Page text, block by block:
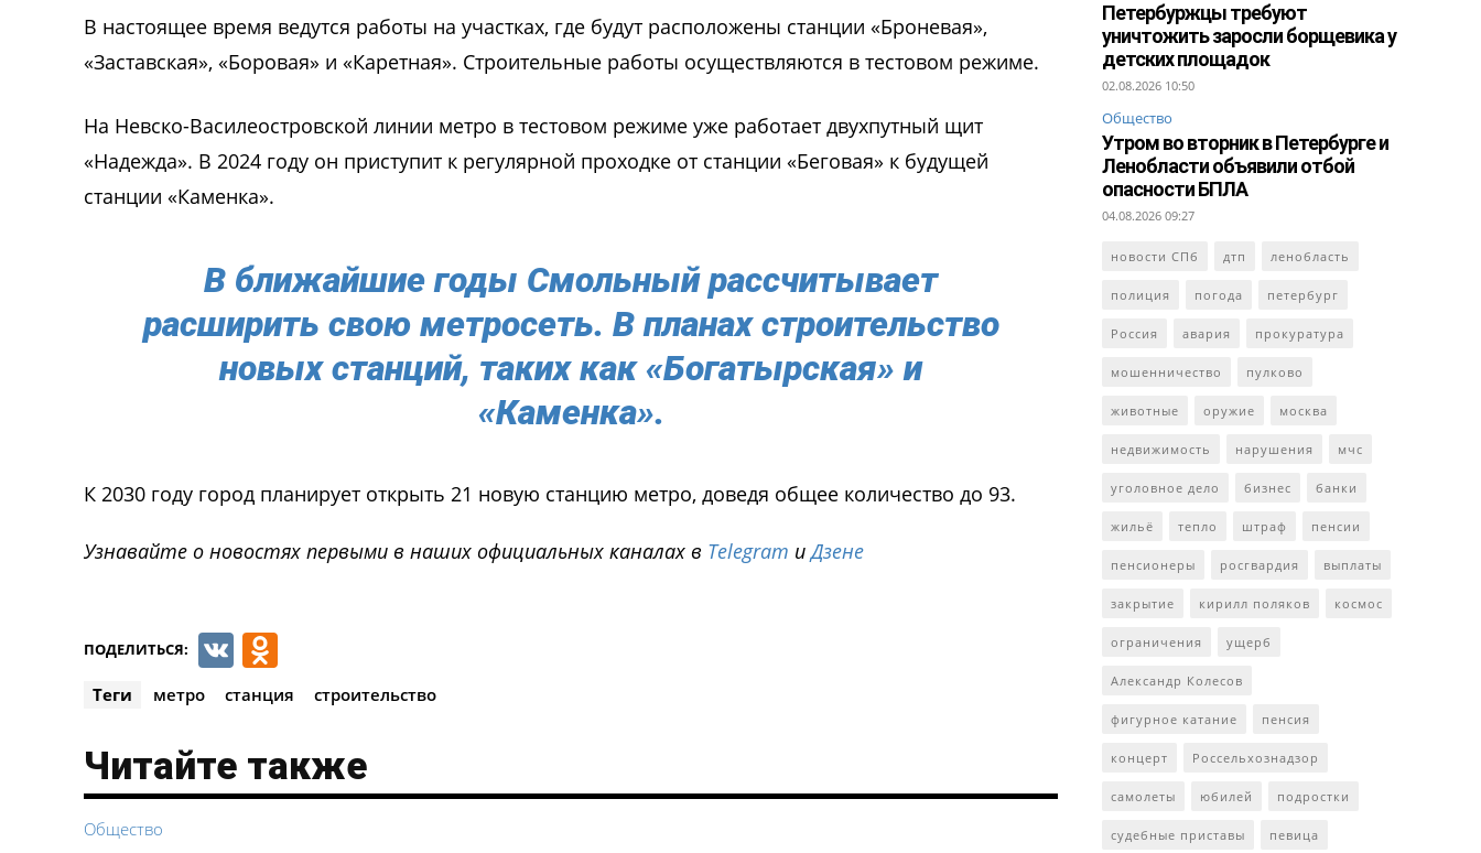
В настоящее время ведутся работы на участках, где будут расположены станции «Броневая»,
«Заставская», «Боровая» и «Каретная». Строительные работы осуществляются в тестовом режиме.
На Невско-Василеостровской линии метро в тестовом режиме уже работает двухпутный щит
«Надежда». В 2024 году он приступит к регулярной проходке от станции «Беговая» к будущей
станции «Каменка».
В ближайшие годы Смольный рассчитывает
расширить свою метросеть. В планах строительство
новых станций, таких как «Богатырская» и
«Каменка».
К 2030 году город планирует открыть 21 новую станцию метро, доведя общее количество до 93.
Узнавайте о новостях первыми в наших официальных каналах в Telegram иДзене
ПОДЕЛИТЬСЯ: VK
Теги метро станция строительство
Читайте также
Общество
Петербуржцы требуют
уничтожить заросли борщевика у
детских площадок
02.08.2026 10:50
Общество
Утром во вторник в Петербурге и
Ленобласти объявили отбой
опасности БПЛА
04.08.2026 09:27
новости СПб дтп ленобласть
полиция погода петербург
Россия авария прокуратура
мошенничество пулково
животные оружие москва
недвижимость нарушения мчс
уголовное дело бизнес банки
жильё тепло штраф пенсии
пенсионеры росгвардия выплаты
закрытие кирилл поляков космос
ограничения ущерб
Александр Колесов
фигурное катание пенсия
концерт Россельхознадзор
самолеты юбилей подростки
судебные приставы певица